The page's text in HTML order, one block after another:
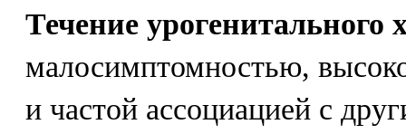
Течение урогенитального
малосимптомностью,
и частой ассоциацией с